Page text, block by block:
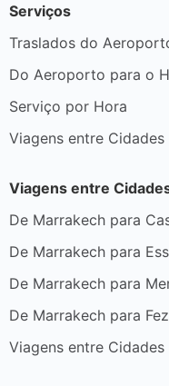
Serviços
Traslados do
Do Aeroporto para o
Serviço por Hora
Viagens entre Cidades
Viagens entre
De Marrakech para
De Marrakech para
De Marrakech para
De Marrakech para Fez
Viagens entre Cidades